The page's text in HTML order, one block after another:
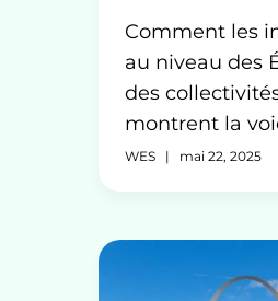
Comment les
au niveau des
des
montrent la
matière de
les réfugiés
WES | mai 22, 2025